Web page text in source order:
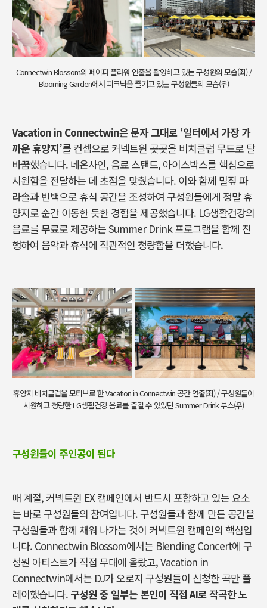
Connectwin Blossom의 페이퍼 플라워 연출을 촬영하고 있는 구성원의 모습(좌) /
Blooming Garden에서 피크닉을 즐기고 있는 구성원들의 모습(우)
Vacation in Connectwin은 문자 그대로 ‘일터에서 가장 가
까운 휴양지’를 컨셉으로 커넥트윈 곳곳을 비치클럽 무드로 탈
바꿈했습니다. 네온사인, 음료 스탠드, 아이스박스를 핵심으로
시원함을 전달하는 데 초점을 맞췄습니다. 이와 함께 밀짚 파
라솔과 빈백으로 휴식 공간을 조성하여 구성원들에게 정말 휴
양지로 순간 이동한 듯한 경험을 제공했습니다. LG생활건강의
음료를 무료로 제공하는Summer Drink 프로그램을 함께 진
행하여 음악과 휴식에 직관적인 청량함을 더했습니다.
휴양지 비치클럽을 모티브로 한 Vacation in Connectwin 공간 연출(좌) / 구성원들이
시원하고 청량한 LG생활건강 음료를 즐길 수 있었던 Summer Drink 부스(우)
구성원들이 주인공이 된다
매 계절, 커넥트윈 EX캠페인에서 반드시 포함하고 있는 요소
는 바로 구성원들의 참여입니다.구성원들과 함께 만든 공간을
구성원들과 함께 채워 나가는 것이 커넥트윈 캠페인의 핵심입
니다. Connectwin Blossom에서는 Blending Concert에 구
성원 아티스트가 직접 무대에 올랐고, Vacation in
Connectwin에서는 DJ가 오로지 구성원들이 신청한 곡만 플
레이했습니다. 구성원 중 일부는 본인이 직접AI로 작곡한 노